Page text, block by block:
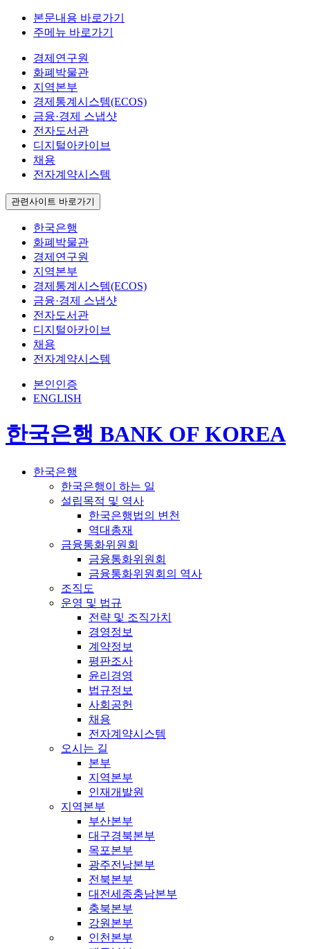
본문내용 바로가기
주메뉴 바로가기
경제연구원
화폐박물관
지역본부
경제통계시스템(ECOS)
금융·경제 스냅샷
전자도서관
디지털아카이브
채용
전자계약시스템
관련사이트 바로가기
한국은행
화폐박물관
경제연구원
지역본부
경제통계시스템(ECOS)
금융·경제 스냅샷
전자도서관
디지털아카이브
채용
전자계약시스템
본인인증
ENGLISH
한국은행 BANK OF KOREA
한국은행
한국은행이 하는 일
설립목적 및 역사
한국은행법의 변천
역대총재
금융통화위원회
금융통화위원회
금융통화위원회의 역사
조직도
운영 및 법규
전략 및 조직가치
경영정보
계약정보
평판조사
윤리경영
법규정보
사회공헌
채용
전자계약시스템
오시는 길
본부
지역본부
인재개발원
지역본부
부산본부
대구경북본부
목포본부
광주전남본부
전북본부
대전세종충남본부
충북본부
강원본부
인천본부